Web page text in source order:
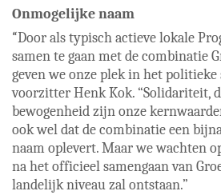
Onmogelijke naam
“Door als typisch actieve lokale
samen te gaan met de combinatie
geven we onze plek in het politieke
voorzitter Henk Kok. “Solidariteit,
bewogenheid zijn onze
ook wel dat de combinatie een
naam oplevert. Maar we wachten
na het officieel samengaan van
landelijk niveau zal ontstaan.”